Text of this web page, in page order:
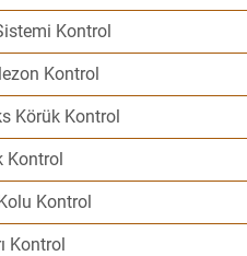
Kontrol
Kontrol
Körük Kontrol
Kontrol
Kontrol
Kontrol